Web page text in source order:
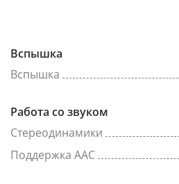
Вспышка
Вспышка
Работа со звуком
Стереодинамики
Поддержка AAC